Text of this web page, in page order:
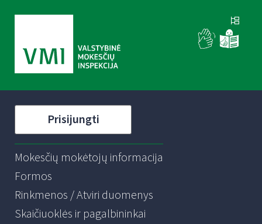
Prisijungti
Mokesčių mokėtojų informacija
Formos
Rinkmenos / Atviri duomenys
Skaičiuoklės ir pagalbininkai